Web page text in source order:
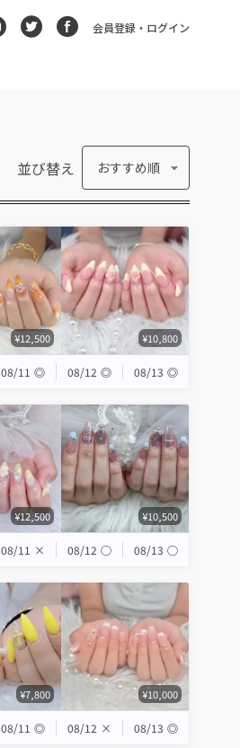
会員登録・ログイン
並び替え おすすめ順
¥12,500 ¥10,800
08/11 ◎ 08/12 ◎ 08/13 ◎
¥12,500 ¥10,500
08/11 × 08/12 ◯ 08/13 ◯
¥7,800 ¥10,000
08/11 ◎ 08/12 × 08/13 ◎